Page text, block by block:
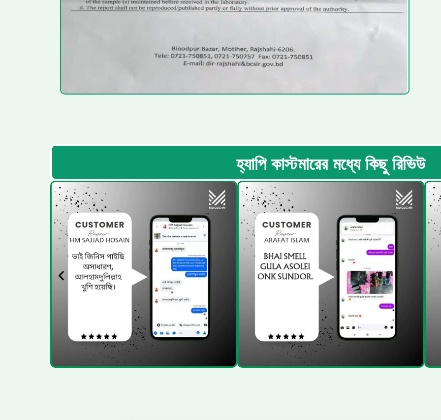
হ্যাপি কাস্টমারের মধ্যে কিছু রিভিউ